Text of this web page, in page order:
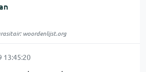
woordenlijst.org
13:45:20